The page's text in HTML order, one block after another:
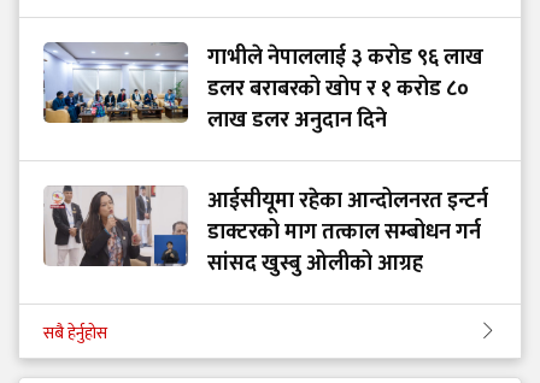
गाभीले नेपाललाई ३ करोड ९६ लाख
डलर बराबरको खोप र १ करोड ८०
लाख डलर अनुदान दिने
आईसीयूमा रहेका आन्दोलनरत इन्टर्न
डाक्टरको माग तत्काल सम्बोधन गर्न
सांसद खुस्बु ओलीको आग्रह
सबै हेर्नुहोस